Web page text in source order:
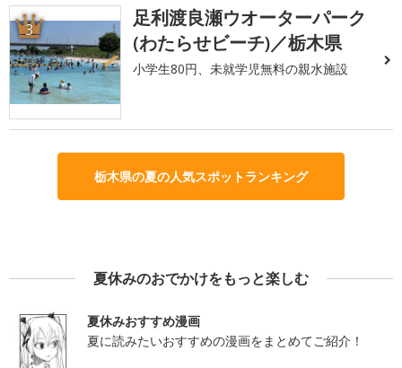
3
足利渡良瀬ウオーターパーク
(わたらせビーチ)／栃木県
小学生80円、未就学児無料の親水施設
栃木県の夏の人気スポットランキング
夏休みのおでかけをもっと楽しむ
夏休みおすすめ漫画
夏に読みたいおすすめの漫画をまとめてご紹介！